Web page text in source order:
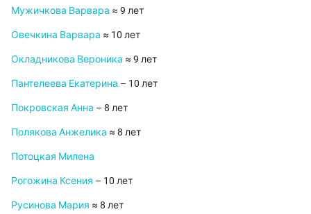
Мужичкова Варвара ≈ 9 лет
Овечкина Варвара ≈ 10 лет
Окладникова Вероника ≈ 9 лет
Пантелеева Екатерина – 10 лет
Покровская Анна – 8 лет
Полякова Анжелика ≈ 8 лет
Потоцкая Милена
Рогожина Ксения – 10 лет
Русинова Мария ≈ 8 лет